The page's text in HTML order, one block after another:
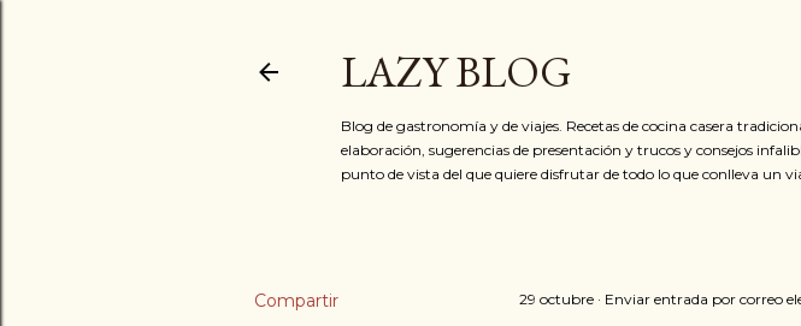
LAZY BLOG
Blog de gastronomía y de viajes. Recetas de cocina casera
elaboración, sugerencias de presentación y trucos y consejos
punto de vista del que quiere disfrutar de todo lo que conlleva un
Compartir 29 octubre Enviar entrada por correo